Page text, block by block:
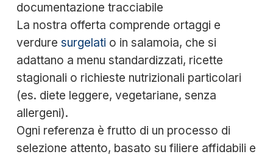
documentazione tracciabile
La nostra offerta comprende ortaggi e
verdure surgelati o in salamoia, che si
adattano a menu standardizzati, ricette
stagionali o richieste nutrizionali particolari
(es. diete leggere, vegetariane, senza
allergeni).
Ogni referenza è frutto di un processo di
selezione attento, basato su filiere affidabili e